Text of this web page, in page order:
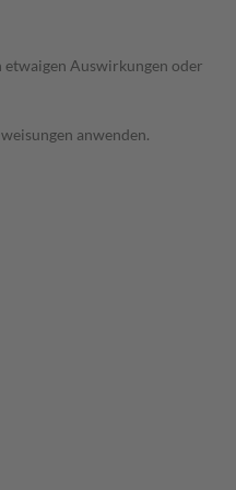
Auswirkungen oder
anwenden.